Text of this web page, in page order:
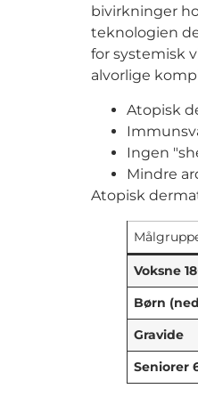
bivirkninger
teknologien
for systemisk
alvorlige
Atopisk
Ingen
Mindre
Atopisk
Voksne
Børn
Gravide
Seniorer